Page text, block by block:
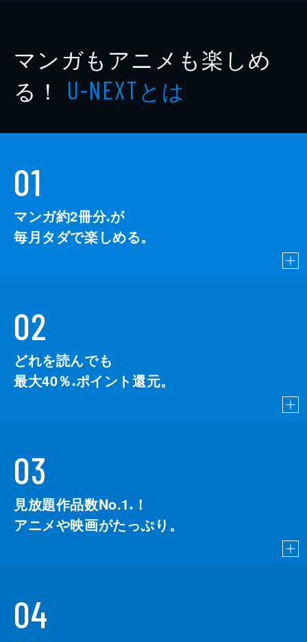
マンガもアニメも楽しめ
る！ U-NEXTとは
01
マンガ約2冊分※が
毎月タダで楽しめる。
02
どれを読んでも
最大40％ ※ポイント還元。
03
見放題作品数No.1 ※
！
アニメや映画がたっぷり。
04